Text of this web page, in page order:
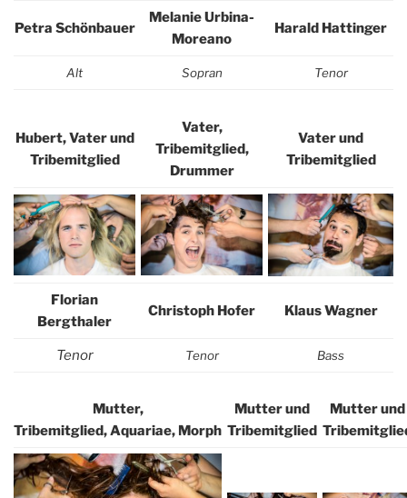
Petra Schönbauer
Melanie Urbina-
Moreano
Harald Hattinger
Alt Sopran Tenor
Hubert, Vater und
Tribemitglied
Vater,
Tribemitglied,
Drummer
Vater und
Tribemitglied
Florian
Bergthaler
Christoph Hofer Klaus Wagner
Tenor Tenor Bass
Mutter,
Tribemitglied, Aquariae, Morph
Mutter und
Tribemitglied
Mutter und